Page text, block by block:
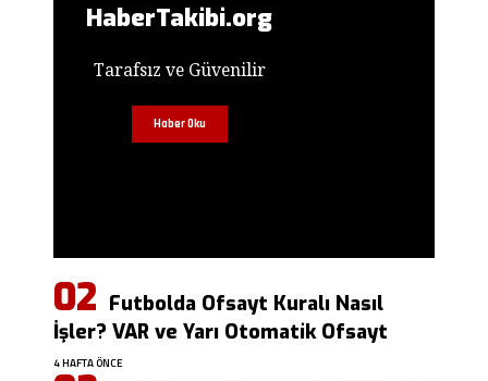
HaberTakibi.org
Tarafsız ve Güvenilir
Haber Oku
Futbolda Ofsayt Kuralı Nasıl
İşler? VAR ve Yarı Otomatik Ofsayt
4 HAFTA ÖNCE